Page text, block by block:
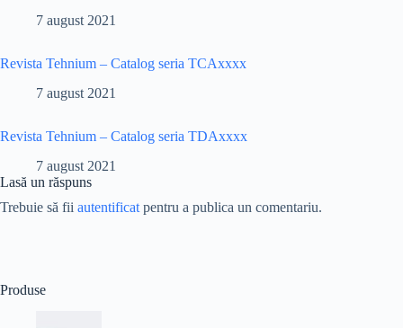
7 august 2021
Revista Tehnium – Catalog seria TCAxxxx
7 august 2021
Revista Tehnium – Catalog seria TDAxxxx
7 august 2021
Lasă un răspuns
Trebuie să fii autentificat pentru a publica un comentariu.
Produse